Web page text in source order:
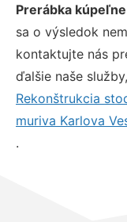
Prerábka
sa o výsledok
kontaktujte nás
ďalšie naše
Rekonštrukcia
muriva Karlova
.